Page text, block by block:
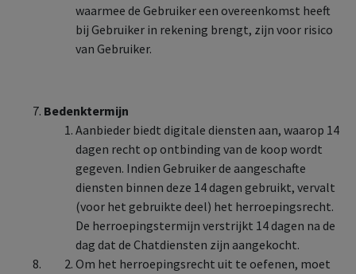
waarmee de Gebruiker een overeenkomst heeft
bij Gebruiker in rekening brengt, zijn voor risico
van Gebruiker.
Bedenktermijn
Aanbieder biedt digitale diensten aan, waarop 14
dagen recht op ontbinding van de koop wordt
gegeven. Indien Gebruiker de aangeschafte
diensten binnen deze 14 dagen gebruikt, vervalt
(voor het gebruikte deel) het herroepingsrecht.
De herroepingstermijn verstrijkt 14 dagen na de
dag dat de Chatdiensten zijn aangekocht.
Om het herroepingsrecht uit te oefenen, moet